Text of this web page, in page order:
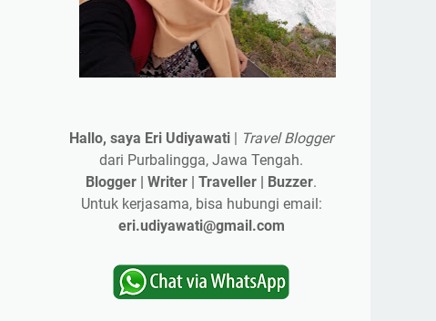
Hallo, saya Eri Udiyawati | Travel Blogger
dari Purbalingga, Jawa Tengah.
Blogger | Writer | Traveller | Buzzer.
Untuk kerjasama, bisa hubungi email:
eri.udiyawati@gmail.com